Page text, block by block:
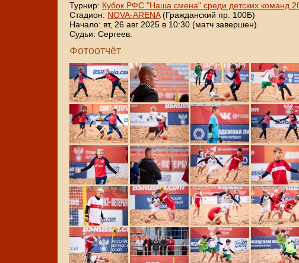
Турнир: Кубок РФС "Наша смена" среди детских команд
Стадион: NOVA-ARENA(Гражданский пр. 100Б)
Начало: вт, 26 авг 2025 в 10:30 (матч завершен).
Судьи: Сергеев.
Фотоотчёт